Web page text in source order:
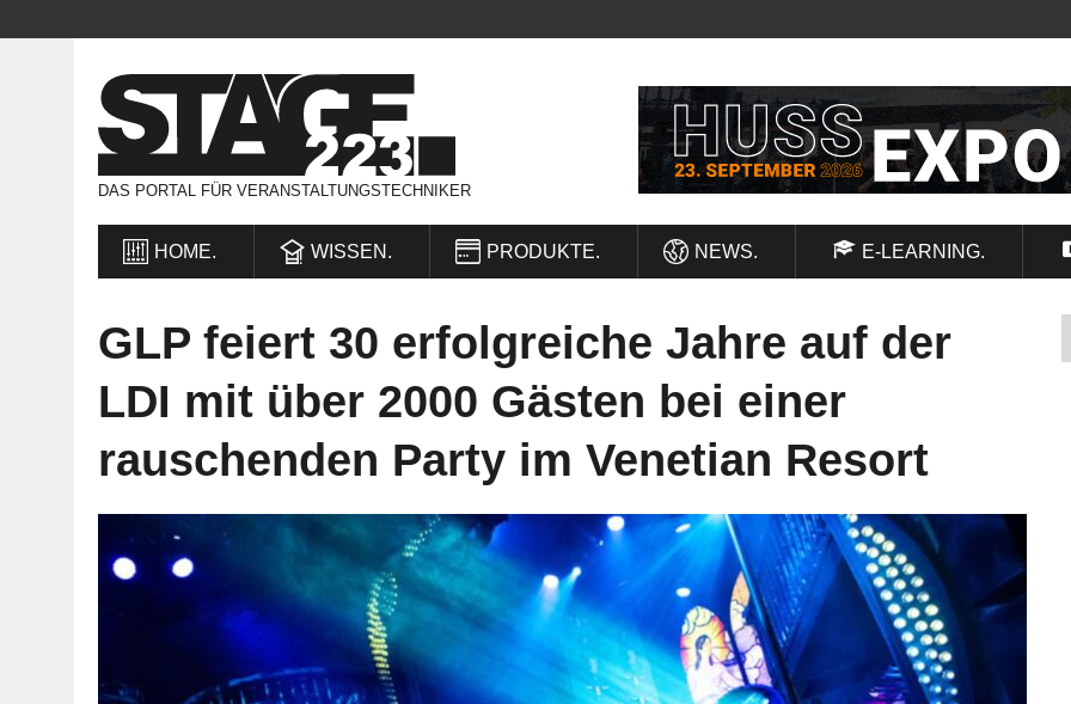
DAS PORTAL FÜR VERANSTALTUNGSTECHNIKER
HOME. WISSEN. PRODUKTE. NEWS. E-LEARNING.
GLP feiert 30 erfolgreiche Jahre auf der
LDI mit über 2000 Gästen bei einer
rauschenden Party im Venetian Resort